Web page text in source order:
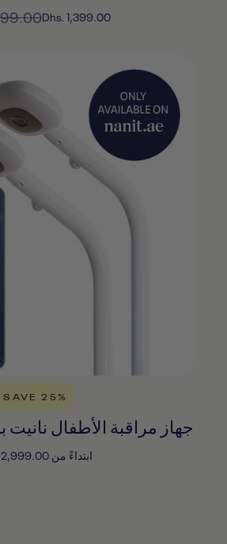
السعر
Dhs. 1,399.00السعر
SAVE 25%
جهاز مراقبة الأطفال
ابتداءً من 2,999.00